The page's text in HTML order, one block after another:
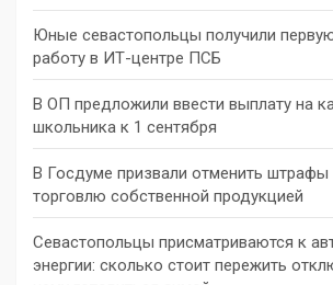
Юные севастопольцы получили
работу в ИТ-центре ПСБ
В ОП предложили ввести выплату на
школьника к 1 сентября
В Госдуме призвали отменить штрафы
торговлю собственной продукцией
Севастопольцы присматриваются к
энергии: сколько стоит пережить